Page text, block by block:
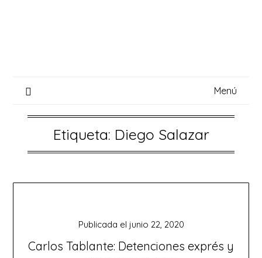
Menú
Etiqueta: Diego Salazar
Carlos Tablante: Detenciones exprés y
Publicada el junio 22, 2020